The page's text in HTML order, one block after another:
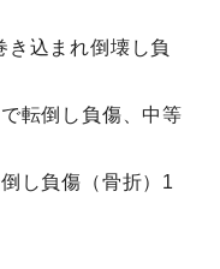
込まれ倒壊し負
転倒し負傷、中等
し負傷（骨折）1